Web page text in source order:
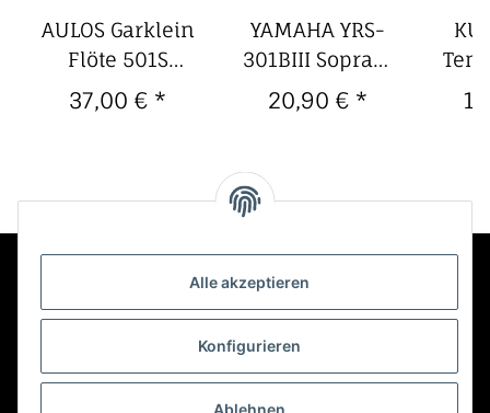
Alle akzeptieren
Konfigurieren
AULOS Garklein
Flöte 501S
Symphony
37,00 € *
YAMAHA YRS-
301BIII Sopran,
braun, deutsche
Griffweise
20,90 € *